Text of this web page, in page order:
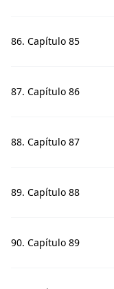
86. Capítulo 85
87. Capítulo 86
88. Capítulo 87
89. Capítulo 88
90. Capítulo 89